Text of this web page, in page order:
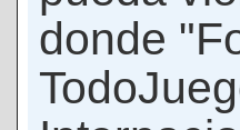
donde